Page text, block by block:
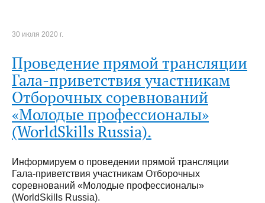
30 июля 2020 г.
Проведение прямой трансляции
Гала-приветствия участникам
Отборочных соревнований
«Молодые профессионалы»
(WorldSkills Russia).
Информируем о проведении прямой трансляции
Гала-приветствия участникам Отборочных
соревнований «Молодые профессионалы»
(WorldSkills Russia).